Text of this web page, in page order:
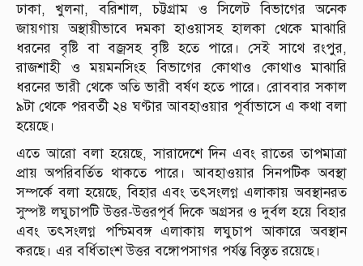
ঢাকা, খুলনা, বরিশাল, চট্টগ্রাম ও সিলেট বিভাগের অনেক
জায়গায় অস্থায়ীভাবে দমকা হাওয়াসহ হালকা থেকে মাঝারি
ধরনের বৃষ্টি বা বজ্রসহ বৃষ্টি হতে পারে। সেই সাথে রংপুর,
রাজশাহী ও ময়মনসিংহ বিভাগের কোথাও কোথাও মাঝারি
ধরনের ভারী থেকে অতি ভারী বর্ষণ হতে পারে। রোববার সকাল
৯টা থেকে পরবর্তী ২৪ ঘণ্টার আবহাওয়ার পূর্বাভাসে এ কথা বলা
হয়েছে।
এতে আরো বলা হয়েছে, সারাদেশে দিন এবং রাতের তাপমাত্রা
প্রায় অপরিবর্তিত থাকতে পারে। আবহাওয়ার সিনপটিক অবস্থা
সম্পর্কে বলা হয়েছে, বিহার এবং তৎসংলগ্ন এলাকায় অবস্থানরত
সুস্পষ্ট লঘুচাপটি উত্তর-উত্তরপূর্ব দিকে অগ্রসর ও দুর্বল হয়ে বিহার
এবং তৎসংলগ্ন পশ্চিমবঙ্গ এলাকায় লঘুচাপ আকারে অবস্থান
করছে। এর বর্ধিতাংশ উত্তর বঙ্গোপসাগর পর্যন্ত বিস্তৃত রয়েছে।